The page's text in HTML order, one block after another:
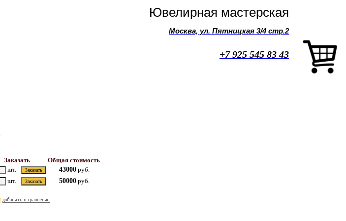
Ювелирная мастерская
Москва, ул. Пятницкая 3/4 стр.2
+7 925 545 83 43
Заказать
Общая стоимость
шт. 43000 руб.
шт. 50000 руб.